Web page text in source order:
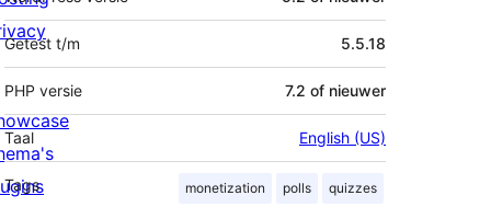
Getest t/m 5.5.18
PHP versie 7.2 of nieuwer
Taal English (US)
Tags monetization polls quizzes